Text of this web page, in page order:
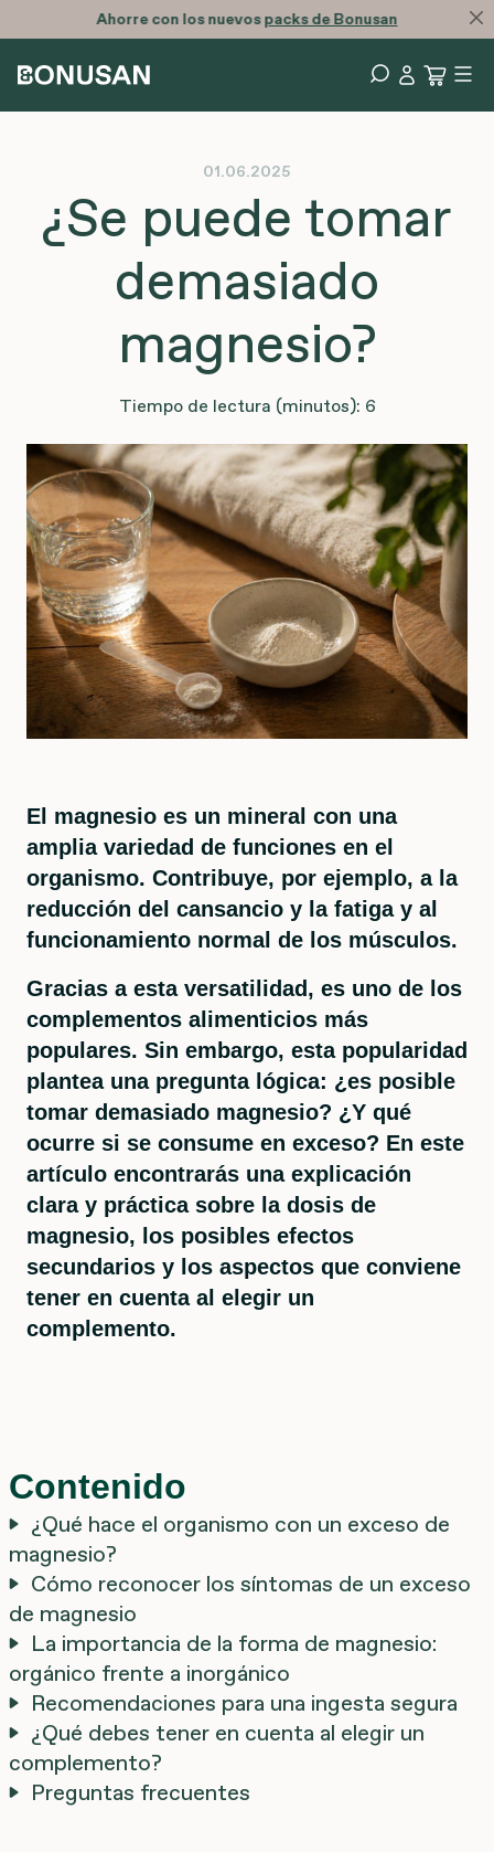
Ahorre con los nuevospacks de Bonusan
01.06.2025
¿Se puede tomar
demasiado
magnesio?
Tiempo de lectura (minutos): 6
El magnesio es un mineral con una
amplia variedad de funciones en el
organismo. Contribuye, por ejemplo, a la
reducción del cansancio y la fatiga y al
funcionamiento normal de los músculos.
Gracias a esta versatilidad, es uno de los
complementos alimenticios más
populares. Sin embargo, esta popularidad
plantea una pregunta lógica: ¿es posible
tomar demasiado magnesio? ¿Y qué
ocurre si se consume en exceso? En este
artículo encontrarás una explicación
clara y práctica sobre la dosis de
magnesio, los posibles efectos
secundarios y los aspectos que conviene
tener en cuenta al elegir un
complemento.
Contenido
¿Qué hace el organismo con un exceso de
magnesio?
Cómo reconocer los síntomas de un exceso
de magnesio
La importancia de la forma de magnesio:
orgánico frente a inorgánico
Recomendaciones para una ingesta segura
¿Qué debes tener en cuenta al elegir un
complemento?
Preguntas frecuentes